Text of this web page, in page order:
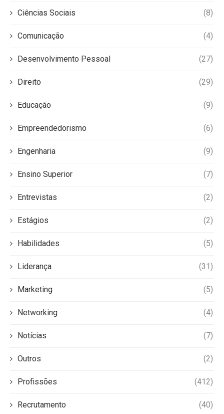
Ciências Sociais (8)
Comunicação (4)
Desenvolvimento Pessoal (27)
Direito (29)
Educação (9)
Empreendedorismo (6)
Engenharia (9)
Ensino Superior (7)
Entrevistas (2)
Estágios (2)
Habilidades (5)
Liderança (31)
Marketing (5)
Networking (4)
Notícias (7)
Outros (2)
Profissões (412)
Recrutamento (40)